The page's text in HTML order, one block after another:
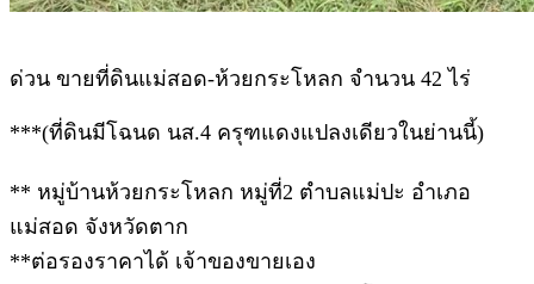
ด่วน ขายที่ดินแม่สอด-ห้วยกระโหลก จำนวน 42 ไร่
***(ที่ดินมีโฉนด นส.4 ครุฑแดงแปลงเดียวในย่านนี้)
** หมู่บ้านห้วยกระโหลก หมู่ที่2 ตำบลแม่ปะ อำเภอ
แม่สอด จังหวัดตาก
**ต่อรองราคาได้ เจ้าของขายเอง